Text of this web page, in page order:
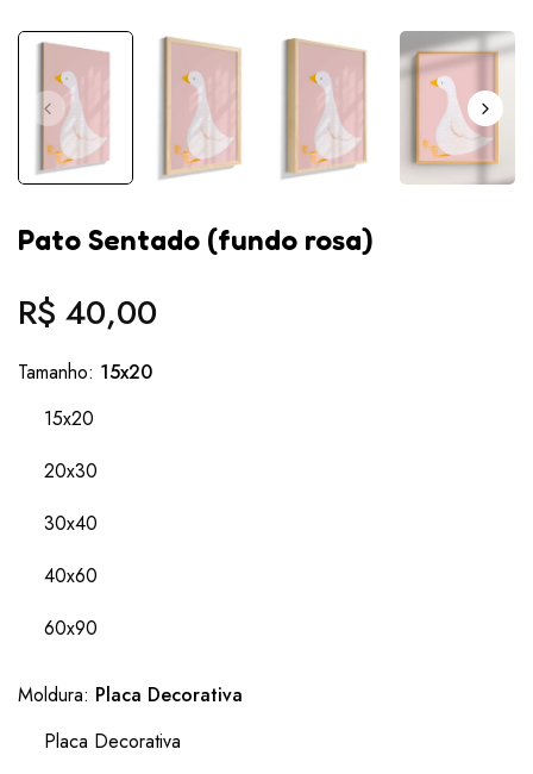
Pato Sentado (fundo rosa)
Preço
normal
R$ 40,00
Tamanho: 15x20
15x20
20x30
30x40
40x60
60x90
Moldura: Placa Decorativa
Placa Decorativa